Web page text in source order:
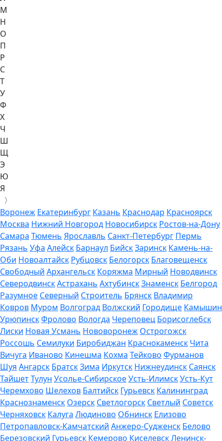
М
Н
О
П
Р
С
Т
У
Ф
Х
Ч
Ш
Щ
Э
Ю
Я
〉
Воронеж Екатеринбург Казань Краснодар Красноярск
Москва Нижний Новгород Новосибирск Ростов-на-Дону
Самара Тюмень Ярославль Санкт-Петербург Пермь
Рязань Уфа Алейск Барнаул БийскЗаринск Камень-на-
Оби Новоалтайск Рубцовск Белогорск Благовещенск
Свободный Архангельск Коряжма Мирный Новодвинск
СеверодвинскАстрахань АхтубинскЗнаменск Белгород
Разумное Северный Строитель Брянск Владимир
Ковров Муром Волгоград Волжский Городище Камышин
УрюпинскФролово Вологда Череповец Борисоглебск
Лиски Новая Усмань Нововоронеж Острогожск
Россошь Семилуки Биробиджан Краснокаменск Чита
Вичуга Иваново Кинешма Кохма Тейково Фурманов
Шуя Ангарск БратскЗима Иркутск Нижнеудинск Саянск
ТайшетТулун Усолье-СибирскоеУсть-ИлимскУсть-Кут
Черемхово Шелехов Балтийск Гурьевск Калининград
Краснознаменск Озерск Светлогорск Светлый Советск
Черняховск Калуга Людиново Обнинск Елизово
Петропавловск-Камчатский Анжеро-Судженск Белово
Березовский Гурьевск Кемерово КиселевскЛенинск-